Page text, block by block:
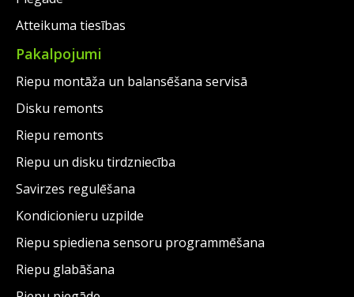
Atteikuma tiesības
Pakalpojumi
Riepu montāža un balansēšana servisā
Disku remonts
Riepu remonts
Riepu un disku tirdzniecība
Savirzes regulēšana
Kondicionieru uzpilde
Riepu spiediena sensoru programmēšana
Riepu glabāšana